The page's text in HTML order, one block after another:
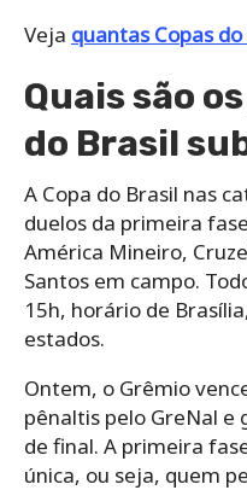
Veja quantas Copas
Quais são
do Brasil
A Copa do Brasil nas
duelos da primeira
América Mineiro,
Santos em campo.
15h, horário de
estados.
Ontem, o Grêmio
pênaltis pelo GreNal e
de final. A primeira
única, ou seja, quem